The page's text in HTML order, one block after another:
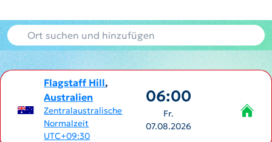
Flagstaff Hill,
Australien
Zentralaustralische
Normalzeit
UTC+09:30
06:00
Fr.
07.08.2026